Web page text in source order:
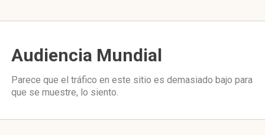
Audiencia Mundial
Parece que el tráfico en este sitio es demasiado bajo para
que se muestre, lo siento.